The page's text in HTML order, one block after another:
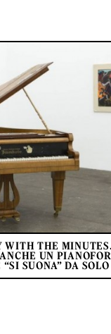
WITH THE
UN
SUONA” DA SOLO